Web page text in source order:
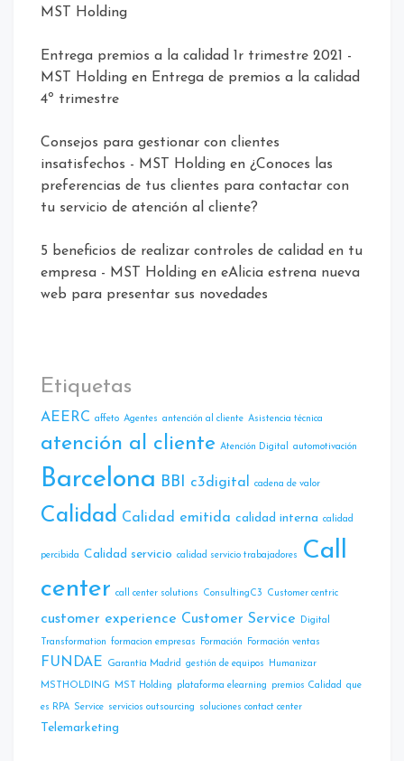
MST Holding
Entrega premios a la calidad 1r trimestre 2021 -
MST Holding en Entrega de premios a la calidad
4º trimestre
Consejos para gestionar con clientes
insatisfechos - MST Holding en ¿Conoces las
preferencias de tus clientes para contactar con
tu servicio de atención al cliente?
5 beneficios de realizar controles de calidad en tu
empresa - MST Holding en eAlicia estrena nueva
web para presentar sus novedades
Etiquetas
AEERC affeto Agentes antención al cliente Asistencia técnica
atención al cliente Atencíón Digital automotivación
Barcelona BBI c3digital cadena de valor
Calidad Calidad emitida calidad interna calidad
percibida Calidad servicio calidad servicio trabajadores
Call
center call center solutions ConsultingC3 Customer centric
customer experience Customer Service Digital
Transformation formacion empresas Formación Formación ventas
FUNDAE Garantía Madrid gestión de equipos Humanizar
MSTHOLDING MST Holding plataforma elearning premios Calidad que
es RPA Service servicios outsourcing soluciones contact center
Telemarketing